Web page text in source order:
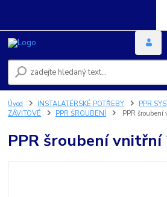
Úvod INSTALATÉRSKÉ POTŘEBY PPR
ZÁVITOVÉ
PPR ŠROUBENÍ PPR
PPR šroubení